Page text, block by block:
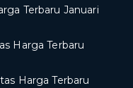
Terbaru Januari
Harga Terbaru
Harga Terbaru